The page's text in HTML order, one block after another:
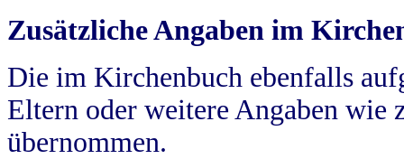
Zusätzliche Angaben im
Die im Kirchenbuch ebenfalls
Eltern oder weitere Angaben wie
übernommen.